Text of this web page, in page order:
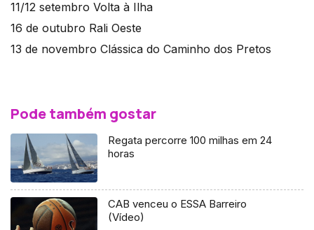
11/12 setembro Volta à Ilha
16 de outubro Rali Oeste
13 de novembro Clássica do Caminho dos Pretos
Pode também gostar
Regata percorre 100 milhas em 24
horas
CAB venceu o ESSA Barreiro
(Vídeo)